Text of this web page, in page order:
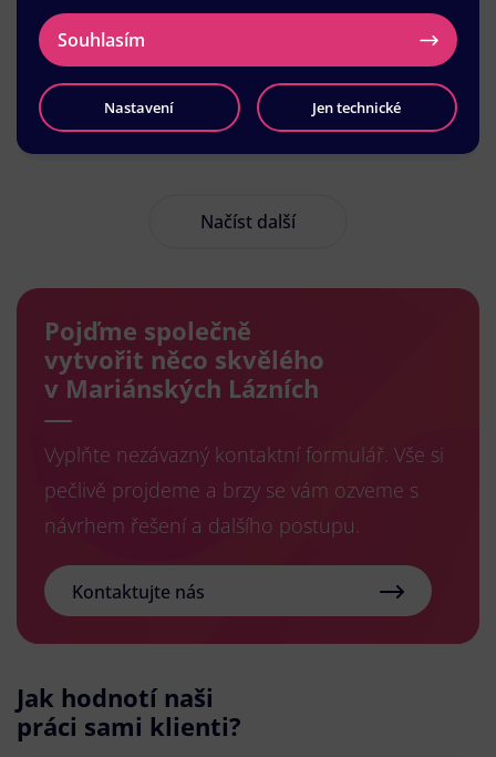
Načíst další
Pojďme společně
vytvořit něco skvělého
v Mariánských Lázních
Vyplňte nezávazný kontaktní formulář. Vše si
pečlivě projdeme a brzy se vám ozveme s
návrhem řešení a dalšího postupu.
Kontaktujte nás
Jak hodnotí naši
práci sami klienti?
Souhlasím
Nastavení Jen technické